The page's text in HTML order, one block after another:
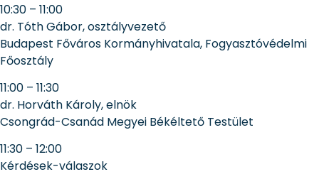
10:30 – 11:00
dr. Tóth Gábor, osztályvezető
Budapest Főváros Kormányhivatala, Fogyasztóvédelmi
Főosztály
11:00 – 11:30
dr. Horváth Károly, elnök
Csongrád-Csanád Megyei Békéltető Testület
11:30 – 12:00
Kérdések-válaszok